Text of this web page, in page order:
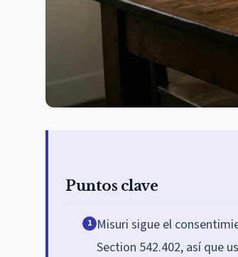
Puntos clave
1 Misuri sigue el
Section 542.402, así que